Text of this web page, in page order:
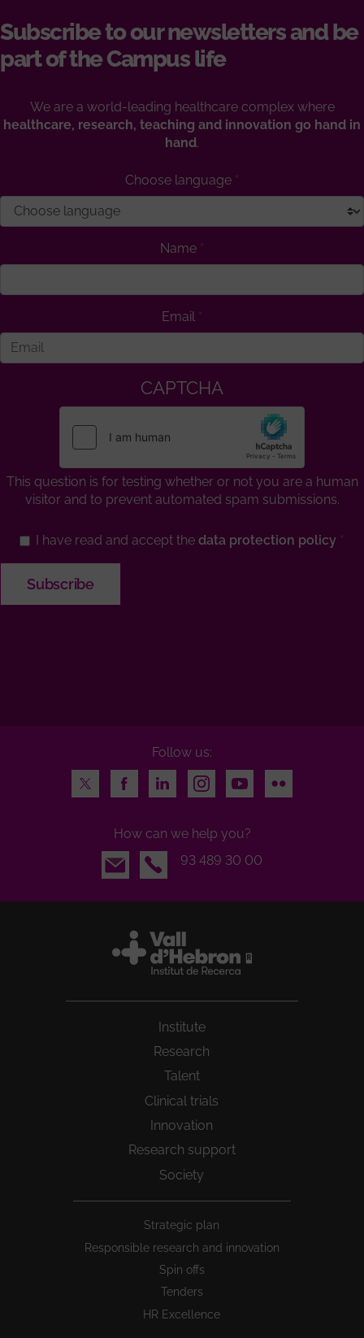
Subscribe to our newsletters and be
part of the Campus life
We are a world-leading healthcare complex where
healthcare, research, teaching and innovation go hand in
hand.
Choose language
Name
Email
CAPTCHA
This question is for testing whether or not you are a human
visitor and to prevent automated spam submissions.
I have read and accept the data protection policy
Follow us:
Twitter
FacebookLinkedInInstagramYoutubeFlickr
How can we help you?
Email
93 489 30 00
Institute
Research
Talent
Clinical trials
Innovation
Research support
Society
Strategic plan
Responsible research and innovation
Spin offs
Tenders
HR Excellence